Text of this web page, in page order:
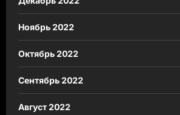
Ноябрь 2022
Октябрь 2022
Сентябрь 2022
Август 2022